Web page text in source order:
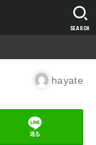
SEARCH
hayate
送る